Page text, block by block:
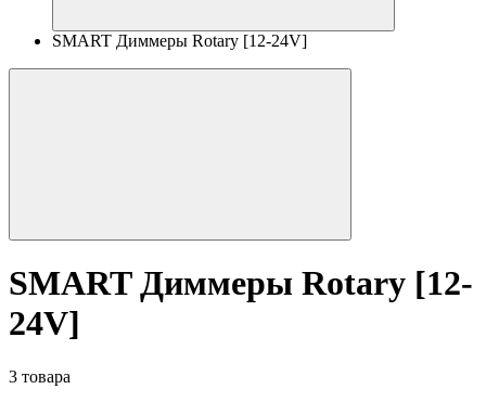
SMART Диммеры Rotary [12-24V]
SMART Диммеры Rotary [12-
24V]
3 товара